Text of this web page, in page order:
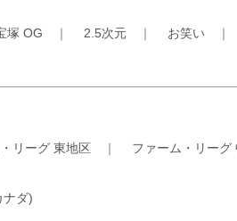
塚 OG ｜ 2.5次元 ｜ お笑い
リーグ 東地区 ｜ ファーム・リーグ
ナダ)